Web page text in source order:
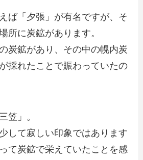
ば「夕張」が有名ですが、そ
所に炭鉱があります。
炭鉱があり、その中の幌内炭
採れたことで賑わっていたの
笠」。
して寂しい印象ではあります
て炭鉱で栄えていたことを感